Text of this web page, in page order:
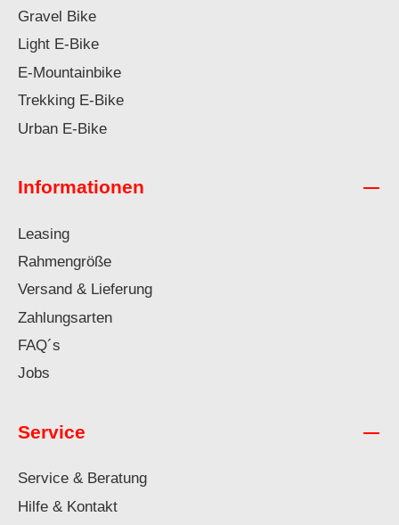
Gravel Bike
Light E-Bike
E-Mountainbike
Trekking E-Bike
Urban E-Bike
Informationen
Leasing
Rahmengröße
Versand & Lieferung
Zahlungsarten
FAQ´s
Jobs
Service
Service & Beratung
Hilfe & Kontakt